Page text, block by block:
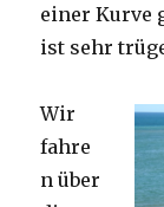
einer Kurve
ist sehr
Wir
fahre
n über